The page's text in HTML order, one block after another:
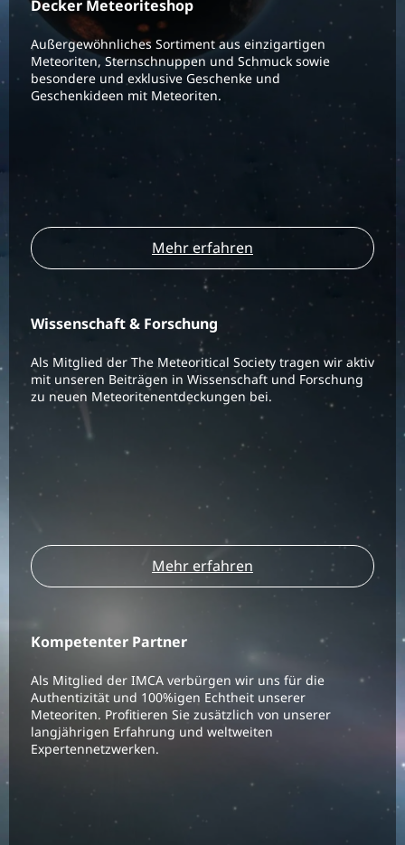
Decker Meteoriteshop
Außergewöhnliches Sortiment aus einzigartigen
Meteoriten, Sternschnuppen und Schmuck sowie
besondere und exklusive Geschenke und
Geschenkideen mit Meteoriten.
Mehr erfahren
Wissenschaft & Forschung
Als Mitglied der The Meteoritical Society tragen wir aktiv
mit unseren Beiträgen in Wissenschaft und Forschung
zu neuen Meteoritenentdeckungen bei.
Mehr erfahren
Kompetenter Partner
Als Mitglied der IMCA verbürgen wir uns für die
Authentizität und 100%igen Echtheit unserer
Meteoriten. Profitieren Sie zusätzlich von unserer
langjährigen Erfahrung und weltweiten
Expertennetzwerken.